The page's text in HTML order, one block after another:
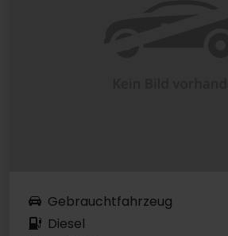
Gebrauchtfahrzeug
Diesel